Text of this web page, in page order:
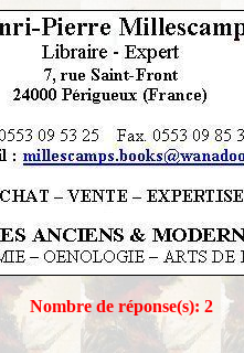
Nombre de réponse(s): 2